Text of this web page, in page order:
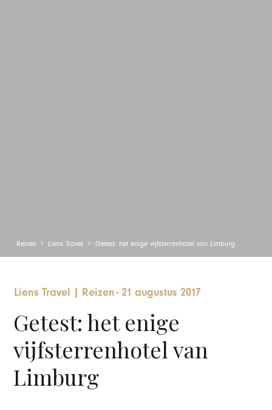
Reizen Liens Travel Getest: het enige vijfsterrenhotel van Limburg
Liens Travel Reizen-21 augustus 2017
Getest: het enige
vijfsterrenhotel van
Limburg